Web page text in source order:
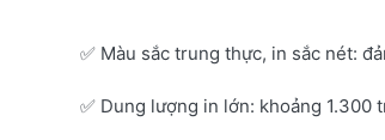
✅ Màu sắc trung thực, in sắc nét:
✅ Dung lượng in lớn: khoảng 1.300